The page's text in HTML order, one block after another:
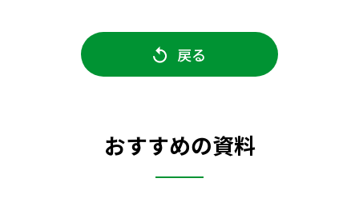
戻る
おすすめの資料